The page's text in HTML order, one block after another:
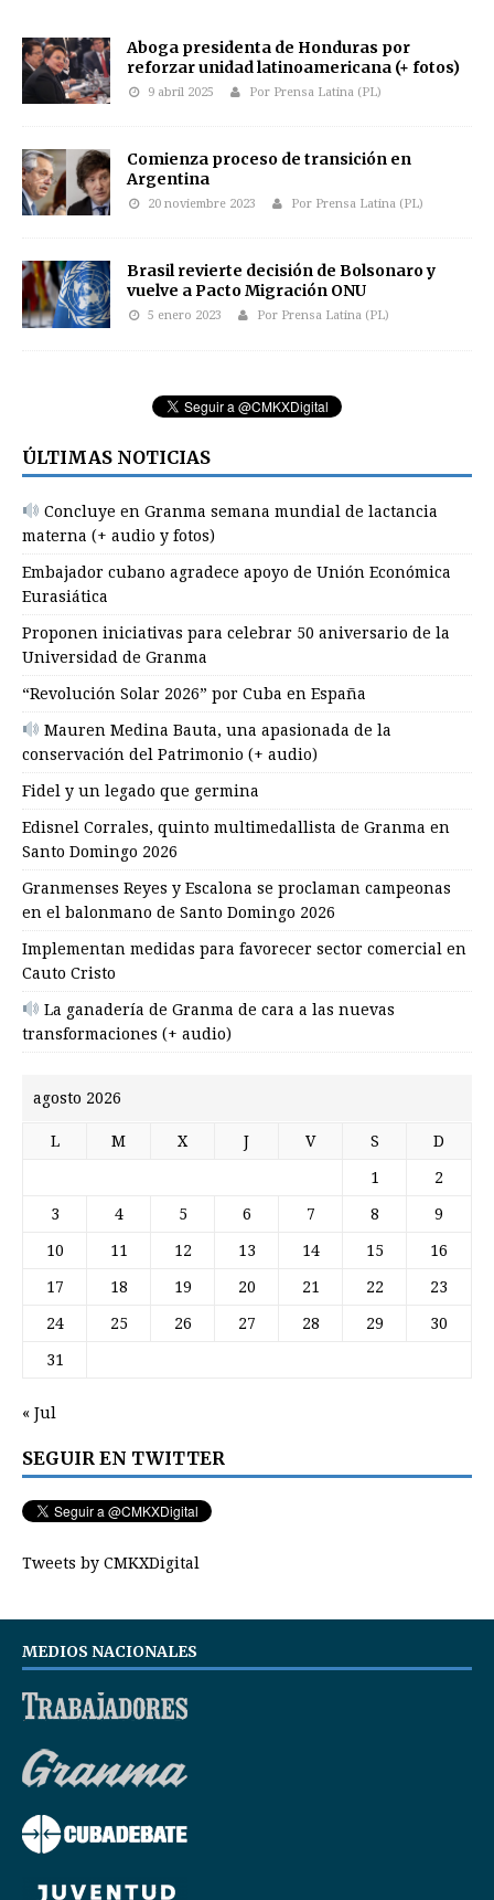
Aboga presidenta de Honduras por
reforzar unidad latinoamericana (+ fotos)
9 abril 2025 Por Prensa Latina (PL)
Comienza proceso de transición en
Argentina
20 noviembre 2023 Por Prensa Latina (PL)
Brasil revierte decisión de Bolsonaro y
vuelve a Pacto Migración ONU
5 enero 2023 Por Prensa Latina (PL)
ÚLTIMAS NOTICIAS
Concluye en Granma semana mundial de lactancia
materna (+ audio y fotos)
Embajador cubano agradece apoyo de Unión Económica
Eurasiática
Proponen iniciativas para celebrar 50 aniversario de la
Universidad de Granma
“Revolución Solar 2026” por Cuba en España
Mauren Medina Bauta, una apasionada de la
conservación del Patrimonio (+ audio)
Fidel y un legado que germina
Edisnel Corrales, quinto multimedallista de Granma en
Santo Domingo 2026
Granmenses Reyes y Escalona se proclaman campeonas
en el balonmano de Santo Domingo 2026
Implementan medidas para favorecer sector comercial en
Cauto Cristo
La ganadería de Granma de cara a las nuevas
transformaciones (+ audio)
agosto 2026
L M X J V S D
1 2
3 4 5 6 7 8 9
10 11 12 13 14 15 16
17 18 19 20 21 22 23
24 25 26 27 28 29 30
31
« Jul
SEGUIR EN TWITTER
Tweets by CMKXDigital
MEDIOS NACIONALES